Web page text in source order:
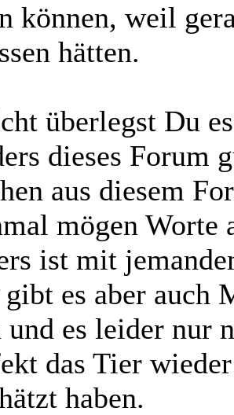
können, weil
hätten.
überlegst Du
dieses Forum
aus diesem
mögen Worte
ist mit
es aber auch
es leider nur
das Tier
haben.